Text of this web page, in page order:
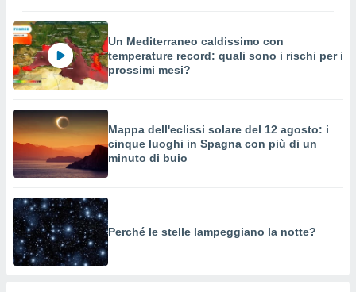
Un Mediterraneo caldissimo con
temperature record: quali sono i rischi per i
prossimi mesi?
Mappa dell'eclissi solare del 12 agosto: i
cinque luoghi in Spagna con più di un
minuto di buio
Perché le stelle lampeggiano la notte?